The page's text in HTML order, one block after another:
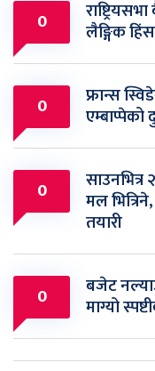
0 लैङ्गिक
0 फ्रान्स
एम्बाप्पेको
0 मल
तयारी
0 बजेट
माग्यो